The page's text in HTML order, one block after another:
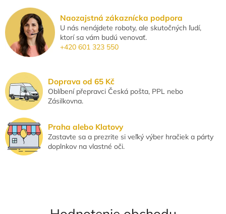
a
c
i
e
p
k
y
i
s
u
a
n
i
e
Naozajstná zákaznícka podpora
U nás nenájdete roboty, ale skutočných ľudí,
ktorí sa vám budú venovať.
+420 601 323 550
Doprava od 65 Kč
Oblíbení přepravci Česká pošta, PPL nebo
Zásilkovna.
Praha alebo Klatovy
Zastavte sa a prezrite si veľký výber hračiek a párty
doplnkov na vlastné oči.